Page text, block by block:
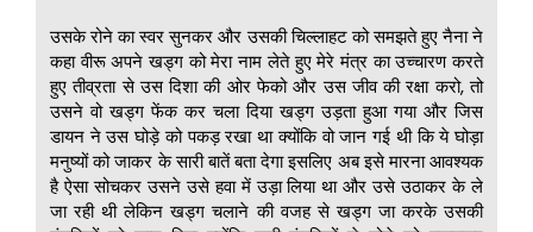
उसके रोने का स्वर सुनकर और उसकी चिल्लाहट को समझते हुए नैना ने
कहा वीरू अपने खड्ग को मेरा नाम लेते हुए मेरे मंत्र का उच्चारण करते
हुए तीव्रता से उस दिशा की ओर फेको और उस जीव की रक्षा करो, तो
उसने वो खड्ग फेंक कर चला दिया खड्ग उड़ता हुआ गया और जिस
डायन ने उस घोड़े को पकड़ रखा था क्योंकि वो जान गई थी कि ये घोड़ा
मनुष्यों को जाकर के सारी बातें बता देगा इसलिए अब इसे मारना आवश्यक
है ऐसा सोचकर उसने उसे हवा में उड़ा लिया था और उसे उठाकर के ले
जा रही थी लेकिन खड्ग चलाने की वजह से खड्ग जा करके उसकी